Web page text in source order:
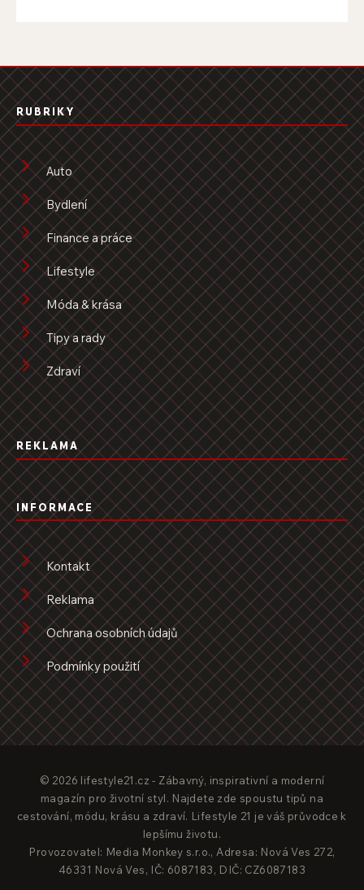
RUBRIKY
Auto
Bydlení
Finance a práce
Lifestyle
Móda & krása
Tipy a rady
Zdraví
REKLAMA
INFORMACE
Kontakt
Reklama
Ochrana osobních údajů
Podmínky použití
© 2026 lifestyle21.cz - Zábavný, inspirativní a moderní
magazín pro životní styl. Najdete zde spoustu tipů na
cestování, módu, krásu a zdraví. Lifestyle 21 je váš průvodce k
lepšímu životu.
Provozovatel: Media Monkey s.r.o., Adresa: Nová Ves 272,
46331 Nová Ves, IČ: 6087183, DIČ: CZ6087183